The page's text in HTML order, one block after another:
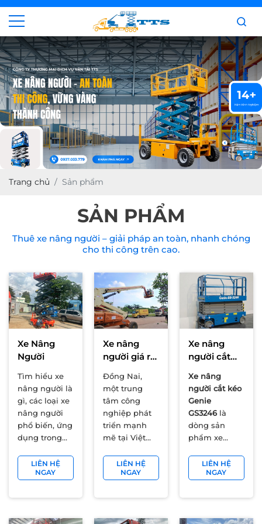
Trang chủ Sản phẩm
SẢN PHẨM
Thuê xe nâng người – giải pháp an toàn, nhanh chóng
cho thi công trên cao.
Xe Nâng
Người
Tìm hiểu xe
nâng người là
gì, các loại xe
nâng người
phổ biến, ứng
dụng trong
công nghiệp
và kinh
xe nâng
LIÊN HỆ
NGAY
Xe nâng
người giá rẻ
TTS
Đồng Nai,
một trung
tâm công
nghiệp phát
triển mạnh
mẽ tại Việt
chứng kiến sự
gia tăng đáng
cầu thuê xe
LIÊN HỆ
NGAY
Xe nâng
người cắt
GS3246
Xe nâng
người cắt kéo
Genie
GS3246là
dòng sản
phẩm xe
hành, dạng
cắt kéo, được
biến nhất trên
LIÊN HỆ
NGAY